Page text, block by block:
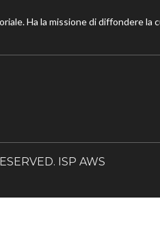
Ha la missione di diffondere la
ISP AWS